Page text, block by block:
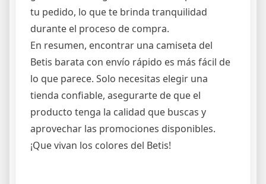
tu pedido, lo que te brinda tranquilidad
durante el proceso de compra.
En resumen, encontrar una camiseta del
Betis barata con envío rápido es más fácil de
lo que parece. Solo necesitas elegir una
tienda confiable, asegurarte de que el
producto tenga la calidad que buscas y
aprovechar las promociones disponibles.
¡Que vivan los colores del Betis!